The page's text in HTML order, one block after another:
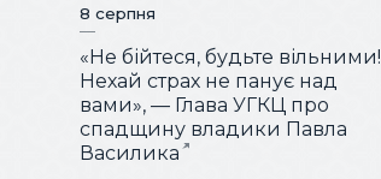
8 серпня
«Не бійтеся, будьте вільними!
Нехай страх не панує над
вами», — Глава УГКЦ про
спадщину владики Павла
Василика